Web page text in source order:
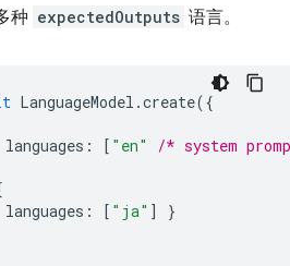
种 expectedOutputs 语言。
LanguageModel .create({
languages : [ "en"
/* system
languages : [ "ja" ]
}